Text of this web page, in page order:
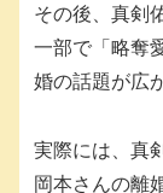
その後、真剣
一部で「略奪
婚の話題が広
実際には、真
岡本さんの離